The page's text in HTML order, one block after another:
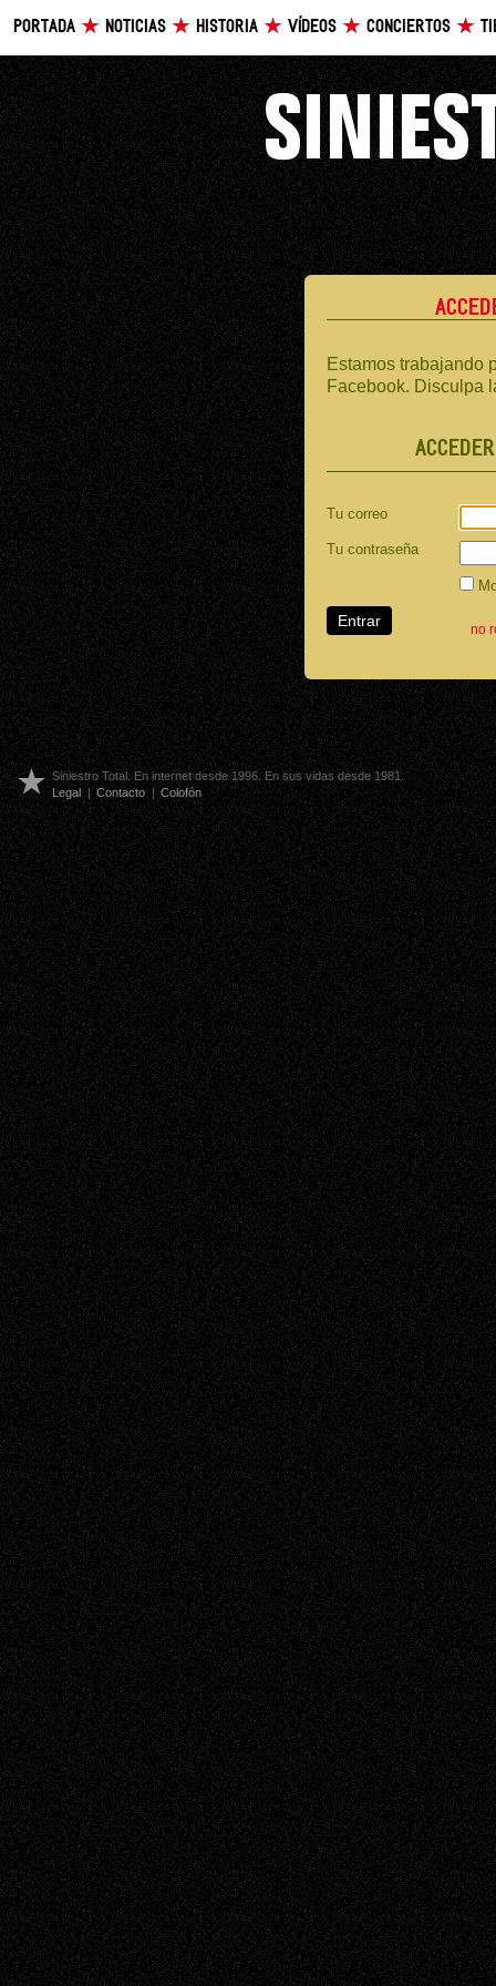
PORTADA NOTICIAS HISTORIA VÍDEOS CONCIERTOS
Estamos trabajando
Facebook. Disculpa
Tu correo
Tu contraseña
no
Siniestro Total. En internet desde 1996. En sus vidas desde 1981.
Legal | Contacto | Colofón